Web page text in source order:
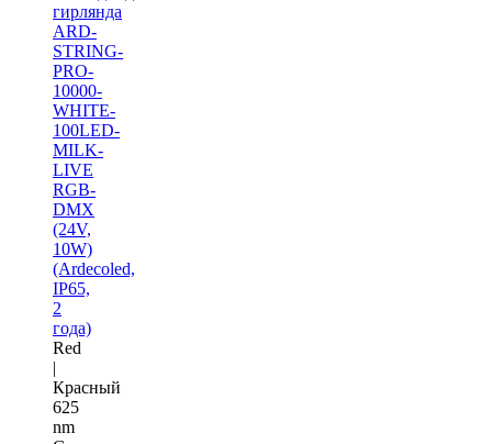
гирлянда
ARD-
STRING-
PRO-
10000-
WHITE-
100LED-
MILK-
LIVE
RGB-
DMX
(24V,
10W)
(Ardecoled,
IP65,
2
года)
Red
|
Красный
625
nm